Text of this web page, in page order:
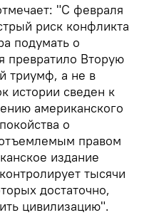
"С февраля
риск конфликта
подумать о
превратило Вторую
триумф, а не в
истории сведен к
американского
о
правом
издание
тысячи
достаточно,
цивилизацию".